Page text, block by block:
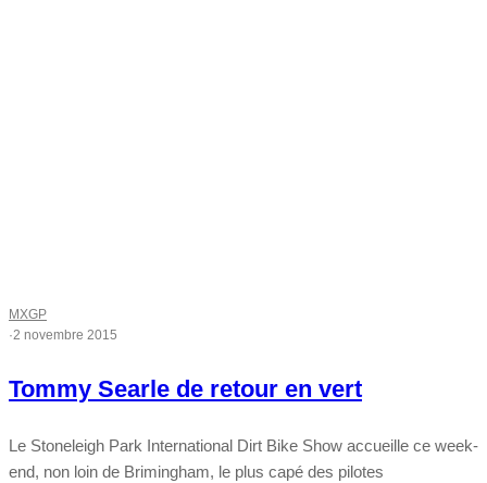
MXGP
·2 novembre 2015
Tommy Searle de retour en vert
Le Stoneleigh Park International Dirt Bike Show accueille ce week-
end, non loin de Brimingham, le plus capé des pilotes